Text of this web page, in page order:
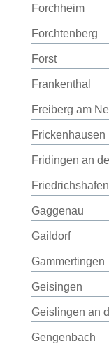
Forchheim
Forchtenberg
Forst
Frankenthal
Freiberg am
Frickenhausen
Fridingen an
Friedrichshafen
Gaggenau
Gaildorf
Gammertingen
Geisingen
Geislingen an
Gengenbach